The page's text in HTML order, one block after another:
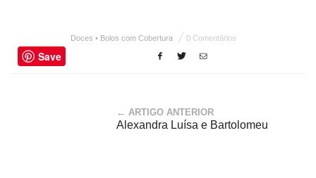
Doces • Bolos com Cobertura 0 Comentários
Save
← ARTIGO ANTERIOR
Alexandra Luísa e Bartolomeu